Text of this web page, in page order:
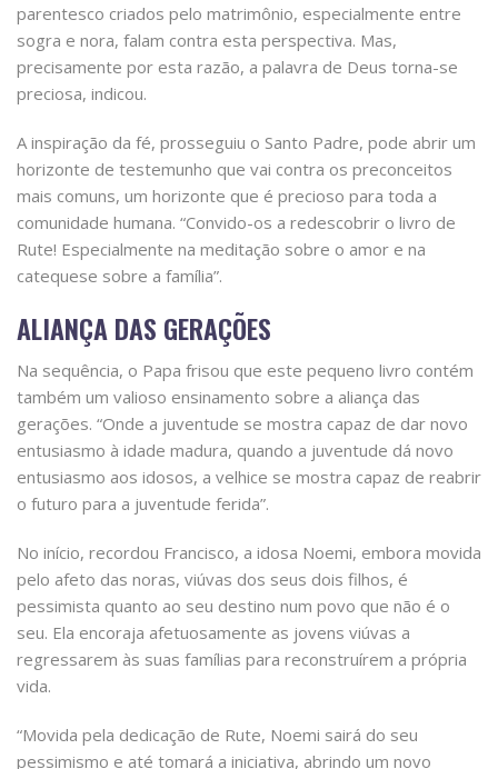
parentesco criados pelo matrimônio, especialmente entre
sogra e nora, falam contra esta perspectiva. Mas,
precisamente por esta razão, a palavra de Deus torna-se
preciosa, indicou.
A inspiração da fé, prosseguiu o Santo Padre, pode abrir um
horizonte de testemunho que vai contra os preconceitos
mais comuns, um horizonte que é precioso para toda a
comunidade humana. “Convido-os a redescobrir o livro de
Rute! Especialmente na meditação sobre o amor e na
catequese sobre a família”.
ALIANÇA DAS GERAÇÕES
Na sequência, o Papa frisou que este pequeno livro contém
também um valioso ensinamento sobre a aliança das
gerações. “Onde a juventude se mostra capaz de dar novo
entusiasmo à idade madura, quando a juventude dá novo
entusiasmo aos idosos, a velhice se mostra capaz de reabrir
o futuro para a juventude ferida”.
No início, recordou Francisco, a idosa Noemi, embora movida
pelo afeto das noras, viúvas dos seus dois filhos, é
pessimista quanto ao seu destino num povo que não é o
seu. Ela encoraja afetuosamente as jovens viúvas a
regressarem às suas famílias para reconstruírem a própria
vida.
“Movida pela dedicação de Rute, Noemi sairá do seu
pessimismo e até tomará a iniciativa, abrindo um novo